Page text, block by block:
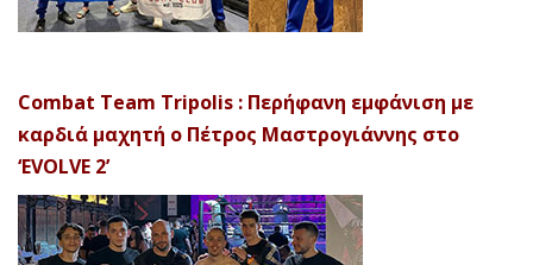
Combat Team Tripolis : Περήφανη εμφάνιση με
καρδιά μαχητή ο Πέτρος Μαστρογιάννης στο
‘EVOLVE 2’